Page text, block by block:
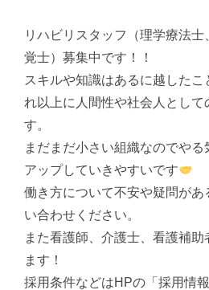
リハビリスタッフ（理学療法
覚士）募集中です！！
スキルや知識はあるに越した
れ以上に人間性や社会人として
す。
まだまだ小さい組織なのでや
アップしていきやすいです
働き方について不安や疑問があ
い合わせください。
また看護師、介護士、看護補助
ます！
採用条件などはHPの「採用情